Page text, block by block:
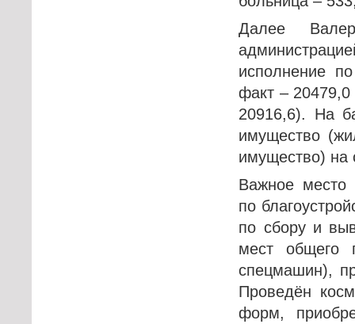
Далее
исполнение
факт –
20916,6). На
имущество
имущество) на
Важное место
по
по сбору и
мест общего
спецмашин),
Проведён
форм,